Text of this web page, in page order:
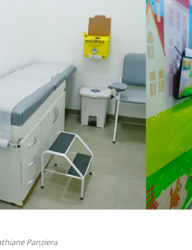
Panziera